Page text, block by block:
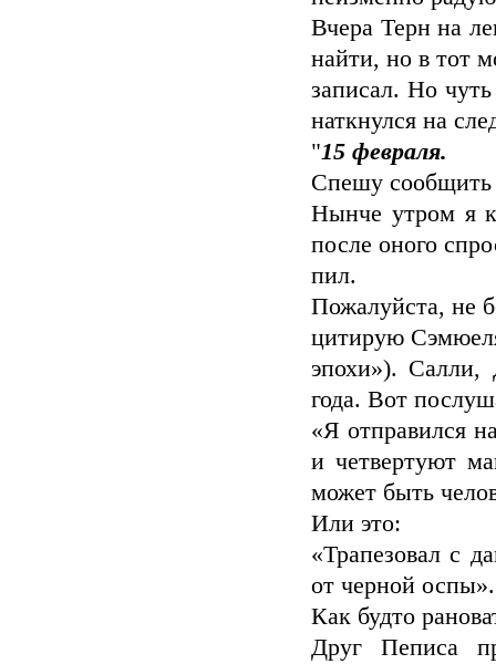
Вчера Терн на
найти, но в тот
записал. Но
наткнулся на
"15 февраля.
Спешу сообщить
Нынче утром я
после оного
пил.
Пожалуйста, не
цитирую
эпохи»). Салли,
года. Вот
«Я отправился
и четвертуют
может быть
Или это:
«Трапезовал с
от черной оспы».
Как будто
Друг Пеписа